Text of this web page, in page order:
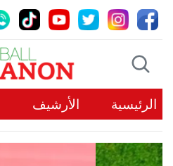
الرئيسية الأرشيف